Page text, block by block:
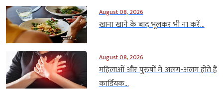
August 08, 2026
खाना खाने के बाद भूलकर भी ना करें...
August 08, 2026
महिलाओं और पुरुषों में अलग-अलग होते हैं
कार्डियक...